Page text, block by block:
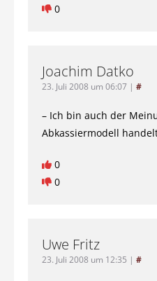
0
Joachim Datko
23. Juli 2008 um 06:07 | #
– Ich bin auch der
Abkassiermodell
0
0
Uwe Fritz
23. Juli 2008 um 12:35 | #